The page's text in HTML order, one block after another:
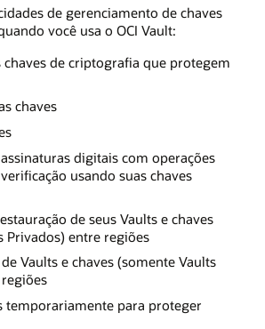
de gerenciamento de chaves
você usa o OCI Vault:
chaves de criptografia que protegem
chaves
digitais com operações
usando suas chaves
de seus Vaults e chaves
Privados) entre regiões
Vaults e chaves (somente Vaults
temporariamente para proteger